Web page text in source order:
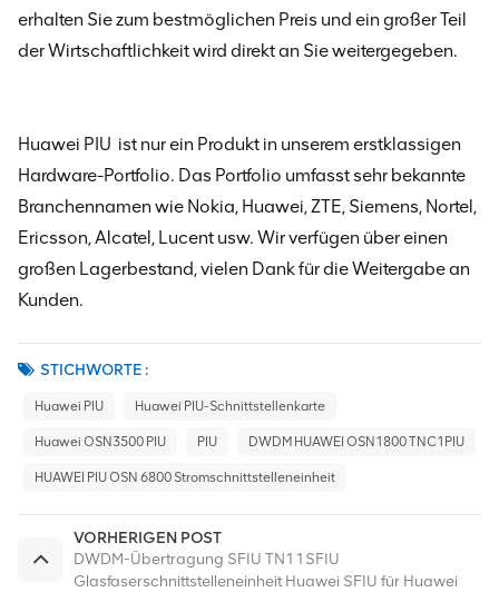
erhalten Sie zum bestmöglichen Preis und ein großer Teil
der Wirtschaftlichkeit wird direkt an Sie weitergegeben.
Huawei PIU ist nur ein Produkt in unserem erstklassigen
Hardware-Portfolio. Das Portfolio umfasst sehr bekannte
Branchennamen wie Nokia, Huawei, ZTE, Siemens, Nortel,
Ericsson, Alcatel, Lucent usw. Wir verfügen über einen
großen Lagerbestand, vielen Dank für die Weitergabe an
Kunden.
STICHWORTE :
Huawei PIU Huawei PIU-Schnittstellenkarte
Huawei OSN3500 PIU PIU DWDM HUAWEI OSN1800 TNC1PIU
HUAWEI PIU OSN 6800 Stromschnittstelleneinheit
VORHERIGEN POST
DWDM-Übertragung SFIU TN11SFIU
Glasfaserschnittstelleneinheit Huawei SFIU für Huawei